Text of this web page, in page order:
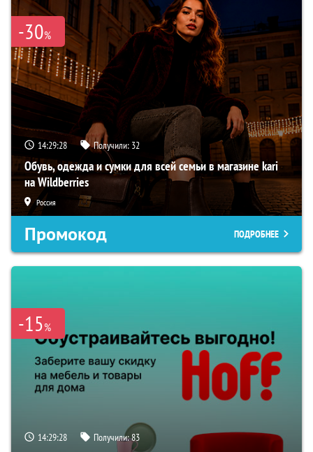
-30%
14:29:27 Получили: 32
Обувь, одежда и сумки для всей семьи в магазине kari
на Wildberries
Россия
Промокод ПОДРОБНЕЕ
-15%
14:29:27 Получили:83